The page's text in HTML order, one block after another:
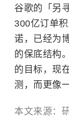
谷歌的「另
300亿订单
诺，已经为
的保底结构
的目标，现
测，而更像
本文来源：